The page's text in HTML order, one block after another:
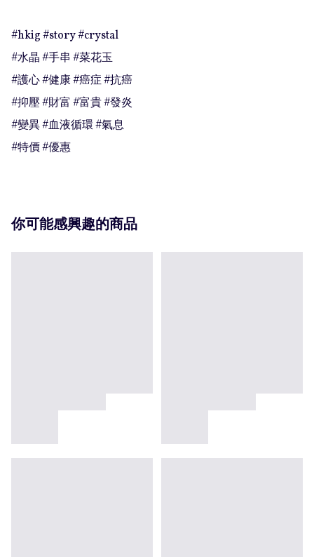
#hkig #story #crystal
#水晶 #手串 #菜花玉
#護心 #健康 #癌症 #抗癌
#抑壓 #財富 #富貴 #發炎
#變異 #血液循環 #氣息
#特價 #優惠
你可能感興趣的商品